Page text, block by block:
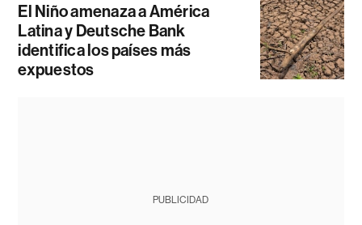
El Niño amenaza a América
Latina y Deutsche Bank
identifica los países más
expuestos
PUBLICIDAD